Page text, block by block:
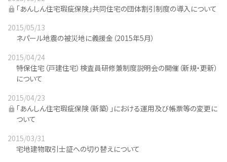
「あんしん住宅瑕疵保険」共同住宅の団体割引制度の導入について
2015/05/13
ネパール地震の被災地に義援金（2015年5月）
2015/04/24
特保住宅（戸建住宅）検査員研修兼制度説明会の開催（新規・更新）
について
2015/04/23
「あんしん住宅瑕疵保険（新築）」における運用及び帳票等の変更に
ついて
2015/03/31
宅地建物取引士証への切り替えについて